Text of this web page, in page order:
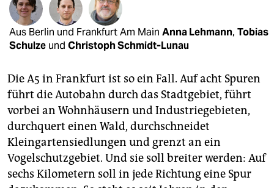
unterstützen
abo
epaper login
Aus Berlin und Frankfurt Am Main Anna Lehmann, Tobias
Schulze und Christoph Schmidt-Lunau
Die A5 in Frankfurt ist so ein Fall. Auf acht Spuren
führt die Autobahn durch das Stadtgebiet, führt
vorbei an Wohnhäusern und Industriegebieten,
durchquert einen Wald, durchschneidet
Kleingartensiedlungen und grenzt an ein
Vogelschutzgebiet. Und sie soll breiter werden: Auf
sechs Kilometern soll in jede Richtung eine Spur